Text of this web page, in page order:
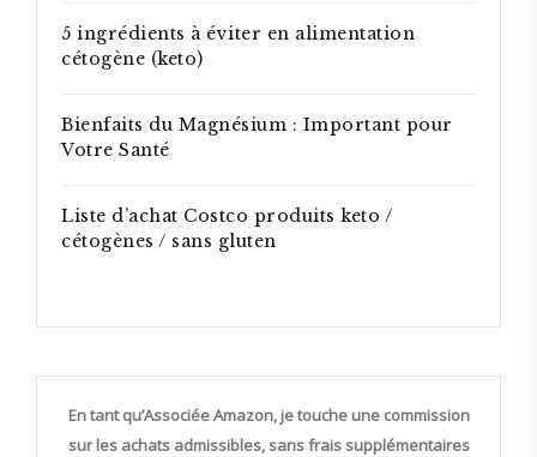
5 ingrédients à éviter en alimentation
cétogène (keto)
Bienfaits du Magnésium : Important pour
Votre Santé
Liste d’achat Costco produits keto /
cétogènes / sans gluten
En tant qu’Associée Amazon, je touche une commission
sur les achats admissibles, sans frais supplémentaires